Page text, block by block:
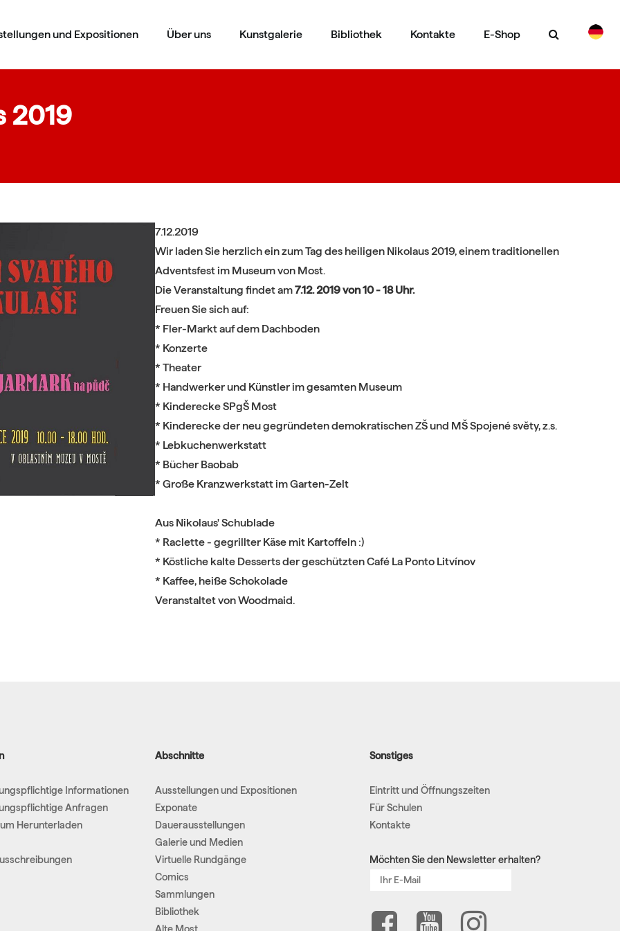
EN
und Expositionen Über uns Kunstgalerie Bibliothek Kontakte E-Shop
2019
7.12.2019
Wir laden Sie herzlich ein zum Tag des heiligen Nikolaus 2019, einem traditionellen
Adventsfest im Museum von Most.
Die Veranstaltung findet am7.12. 2019 von 10 - 18 Uhr.
Freuen Sie sich auf:
* Fler-Markt auf dem Dachboden
* Konzerte
* Theater
* Handwerker und Künstler im gesamten Museum
* Kinderecke SPgŠ Most
* Kinderecke der neu gegründeten demokratischenZŠ und MŠ Spojené světy, z.s.
* Lebkuchenwerkstatt
* Bücher Baobab
* Große Kranzwerkstatt im Garten-Zelt
Aus Nikolaus' Schublade
* Raclette - gegrillter Käse mit Kartoffeln :)
* Köstliche kalte Desserts der geschützten Café La Ponto Litvínov
* Kaffee, heiße Schokolade
Veranstaltet von Woodmaid.
Informationen
Anfragen
Herunterladen
Abschnitte
Ausstellungen und Expositionen
Exponate
Dauerausstellungen
Galerie und Medien
Virtuelle Rundgänge
Comics
Sammlungen
Bibliothek
Sonstiges
Eintritt und Öffnungszeiten
Für Schulen
Kontakte
Möchten Sie den Newsletter erhalten?